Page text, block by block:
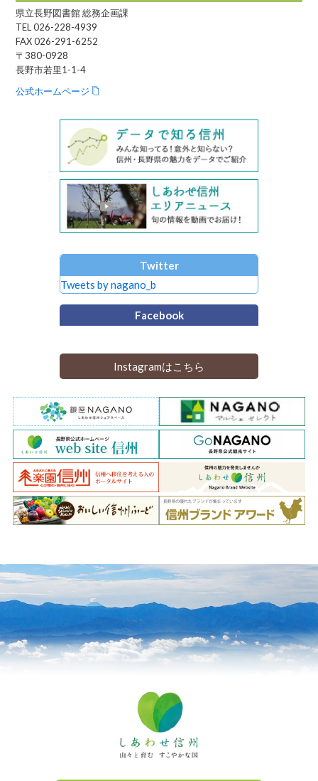
県立長野図書館 総務企画課
TEL 026-228-4939
FAX 026-291-6252
〒380-0928
長野市若里1-1-4
公式ホームページ
Twitter
Tweets by nagano_b
Facebook
Instagramはこちら